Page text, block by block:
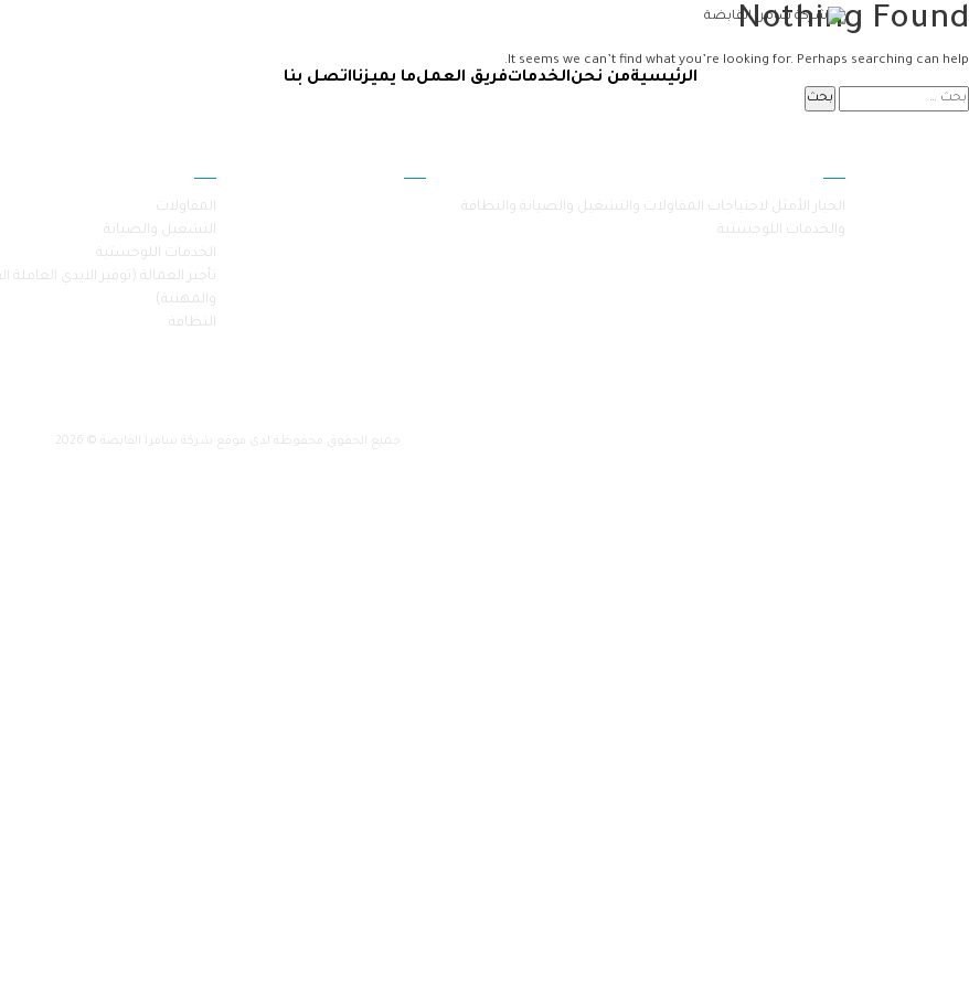
الرئيسيةمن نحنالخدماتفريق العملما يميزنااتصل بنا
Nothing Found
It seems we can’t find what you’re looking for. Perhaps searching can help.
الخيار الأمثل لاحتياجات المقاولات والتشغيل والصيانة والنظافة
والخدمات اللوجستية
المقاولات
التشغيل والصيانة
الخدمات اللوجستية
تأجير العمالة (توفير الايدي العاملة
والمهنية)
النظافة
جميع الحقوق محفوظة لدى موقع شركة سامرا القابضة © 2026